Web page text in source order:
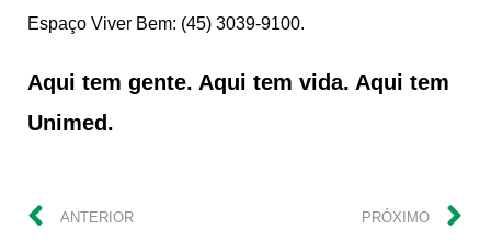
Espaço Viver Bem: (45) 3039-9100.
Aqui tem gente. Aqui tem vida. Aqui tem
Unimed.
ANTERIOR PRÓXIMO